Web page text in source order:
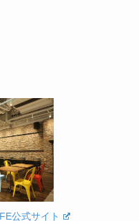
公式サイト